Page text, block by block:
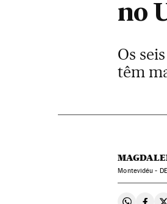
no
Os
têm
Montevidéu -